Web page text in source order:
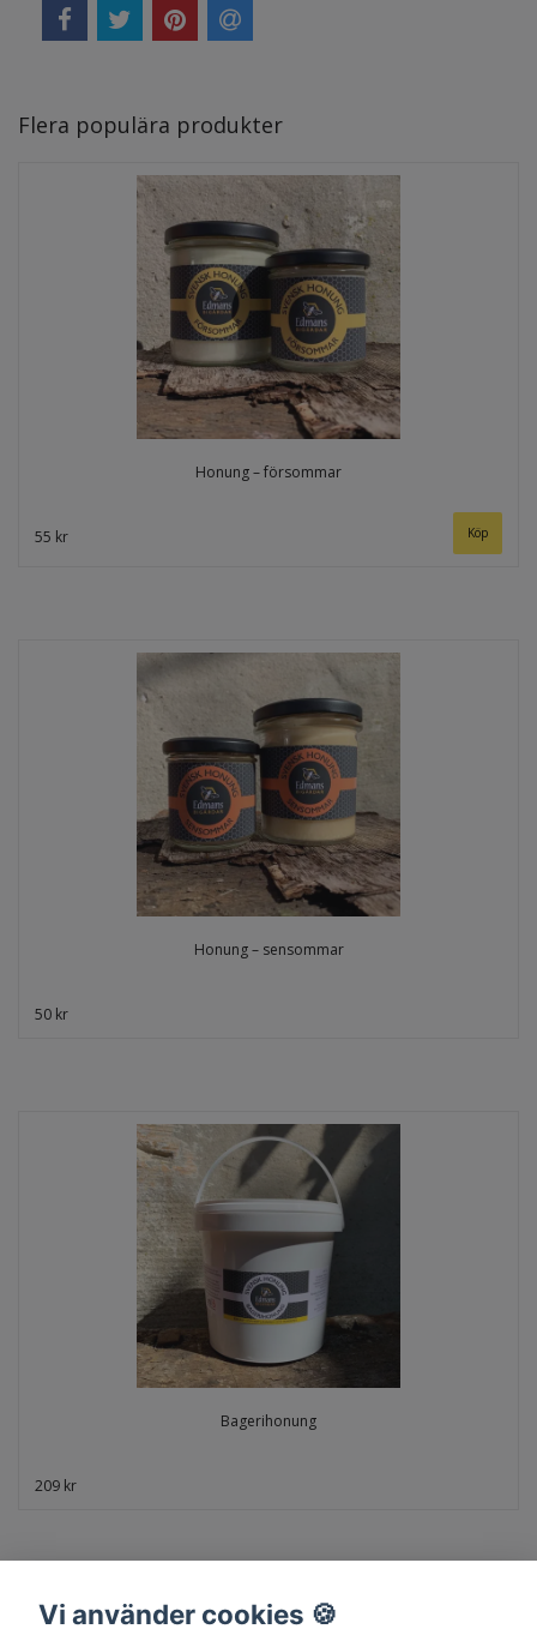
Flera populära produkter
Honung – försommar
55 kr Köp
Honung – sensommar
50 kr
Bagerihonung
209 kr
Vi använder cookies 🍪